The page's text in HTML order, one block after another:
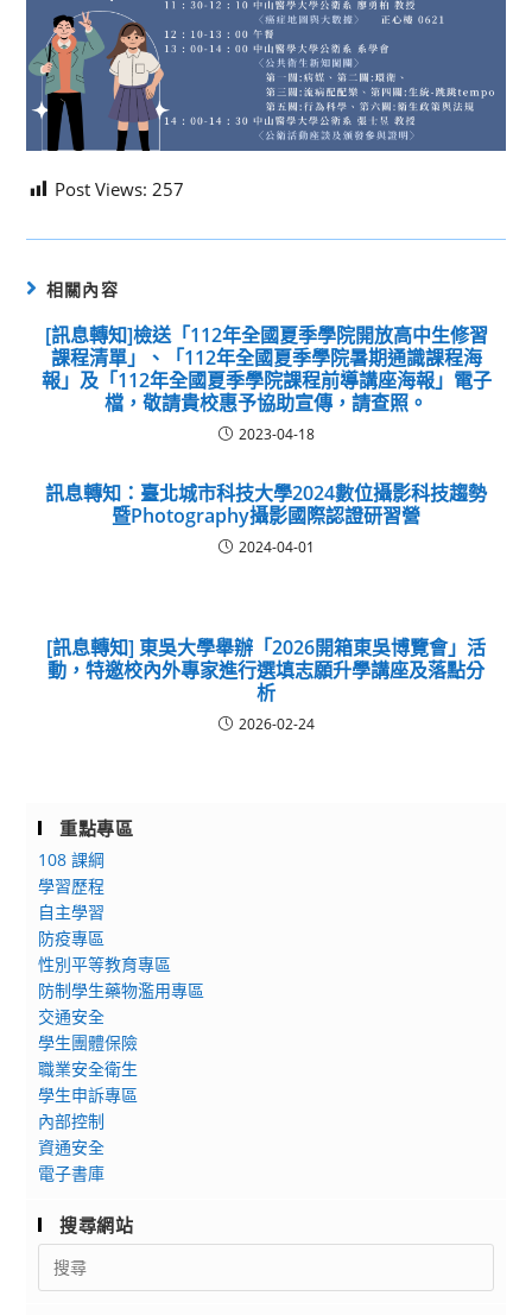
Post Views: 257
相關內容
[訊息轉知]檢送「112年全國夏季學院開放高中生修習
課程清單」、「112年全國夏季學院暑期通識課程海
報」及「112年全國夏季學院課程前導講座海報」電子
檔，敬請貴校惠予協助宣傳，請查照。
2023-04-18
訊息轉知：臺北城市科技大學2024數位攝影科技趨勢
暨Photography攝影國際認證研習營
2024-04-01
[訊息轉知] 東吳大學舉辦「2026開箱東吳博覽會」活
動，特邀校內外專家進行選填志願升學講座及落點分
析
2026-02-24
重點專區
108 課綱
學習歷程
自主學習
防疫專區
性別平等教育專區
防制學生藥物濫用專區
交通安全
學生團體保險
職業安全衛生
學生申訴專區
內部控制
資通安全
電子書庫
搜尋網站
Search
for: